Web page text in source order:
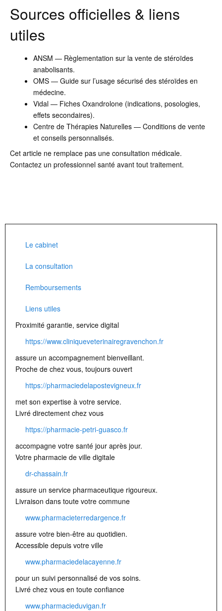
Sources officielles & liens
utiles
ANSM — Règlementation sur la vente de stéroïdes
anabolisants.
OMS — Guide sur l’usage sécurisé des stéroïdes en
médecine.
Vidal — Fiches Oxandrolone (indications, posologies,
effets secondaires).
Centre de Thérapies Naturelles — Conditions de vente
et conseils personnalisés.
Cet article ne remplace pas une consultation médicale.
Contactez un professionnel santé avant tout traitement.
Le cabinet
La consultation
Remboursements
Liens utiles
Proximité garantie, service digital
https://www.cliniqueveterinairegravenchon.fr
assure un accompagnement bienveillant.
Proche de chez vous, toujours ouvert
https://pharmaciedelapostevigneux.fr
met son expertise à votre service.
Livré directement chez vous
https://pharmacie-petri-guasco.fr
accompagne votre santé jour après jour.
Votre pharmacie de ville digitale
dr-chassain.fr
assure un service pharmaceutique rigoureux.
Livraison dans toute votre commune
www.pharmacieterredargence.fr
assure votre bien-être au quotidien.
Accessible depuis votre ville
www.pharmaciedelacayenne.fr
pour un suivi personnalisé de vos soins.
Livré chez vous en toute confiance
www.pharmacieduvigan.fr